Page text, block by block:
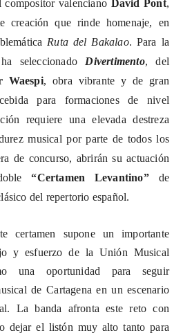
compositor valenciano David Pont,
creación que rinde homenaje, en
Ruta del Bakalao. Para la
seleccionado Divertimento, del
Waespi, obra vibrante y de gran
para formaciones de nivel
requiere una elevada destreza
musical por parte de todos los
de concurso, abrirán su actuación
“Certamen Levantino”de
del repertorio español.
certamen supone un importante
y esfuerzo de la Unión Musical
una oportunidad para seguir
de Cartagena en un escenario
La banda afronta este reto con
dejar el listón muy alto tanto para